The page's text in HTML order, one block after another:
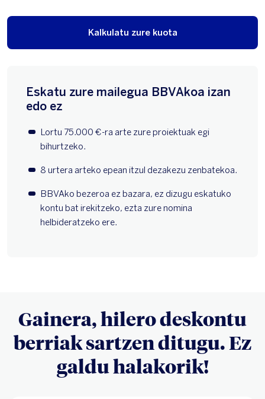
Gainera, hilero deskontu
berriak sartzen ditugu. Ez
galdu halakorik!